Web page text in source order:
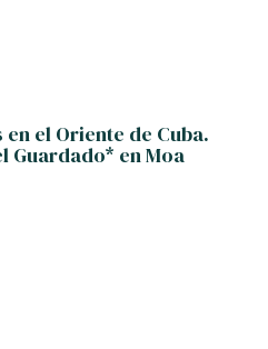
el Oriente de Cuba.
Guardado* en Moa